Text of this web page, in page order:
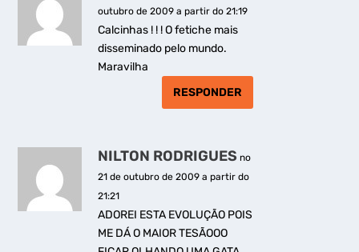
outubro de 2009 a partir do 21:19
Calcinhas ! ! ! O fetiche mais
disseminado pelo mundo.
Maravilha
RESPONDER
NILTON RODRIGUES no
21 de outubro de 2009 a partir do
21:21
ADOREI ESTA EVOLUÇÃO POIS
ME DÁ O MAIOR TESÃOOO